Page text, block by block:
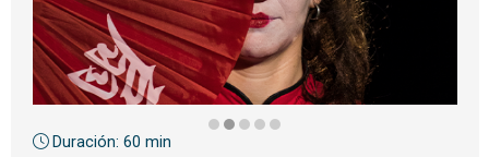
Diapositiva 2 de 5
Duración: 60 min